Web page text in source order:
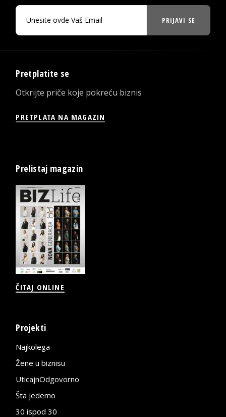
PRIJAVI SE
Pretplatite se
Otkrijte priče koje pokreću biznis
PRETPLATA NA MAGAZIN
Prelistaj magazin
ČITAJ ONLINE
Projekti
Najkolega
Žene u biznisu
UticajnOdgovorno
Šta jedemo
30 ispod 30